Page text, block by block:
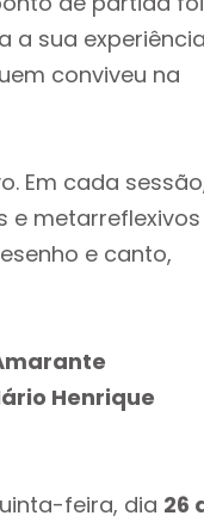
a sua experiência
conviveu na
Em cada
e metarreflexivos
e canto,
Henrique
feira, dia 26